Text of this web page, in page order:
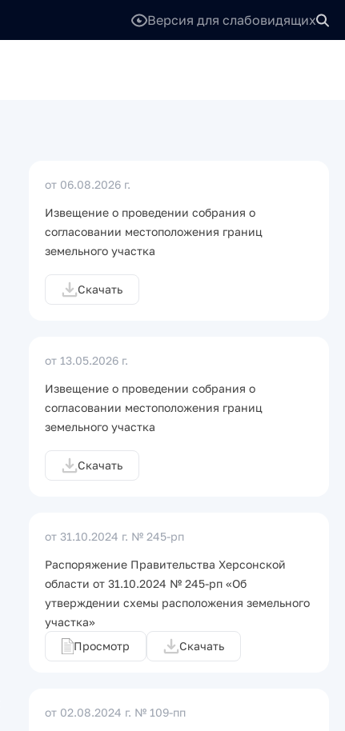
Версия для слабовидящих
от 06.08.2026 г.
Извещение о проведении собрания о
согласовании местоположения границ
земельного участка
Скачать
от 13.05.2026 г.
Извещение о проведении собрания о
согласовании местоположения границ
земельного участка
Скачать
от 31.10.2024 г. № 245-рп
Распоряжение Правительства Херсонской
области от 31.10.2024 № 245-рп «Об
утверждении схемы расположения земельного
участка»
Просмотр
Скачать
от 02.08.2024 г. № 109-пп